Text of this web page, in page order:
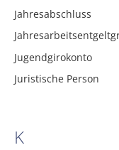
Jahresabschluss
Jugendgirokonto
Juristische Person
K